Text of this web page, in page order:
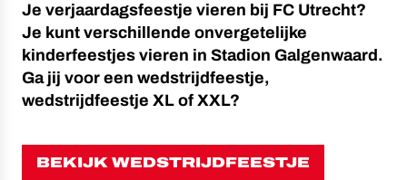
Je verjaardagsfeestje vieren bij FC Utrecht?
Je kunt verschillende onvergetelijke
kinderfeestjes vieren in Stadion Galgenwaard.
Ga jij voor een wedstrijdfeestje,
wedstrijdfeestje XL of XXL?
BEKIJK WEDSTRIJDFEESTJE